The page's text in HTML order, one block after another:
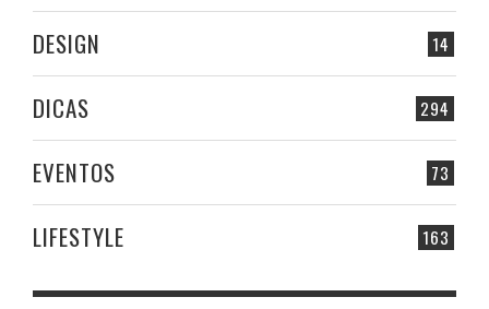
14
DESIGN
294
DICAS
73
EVENTOS
163
LIFESTYLE